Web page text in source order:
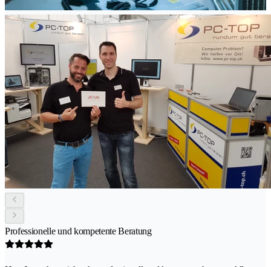
Professionelle und kompetente Beratung